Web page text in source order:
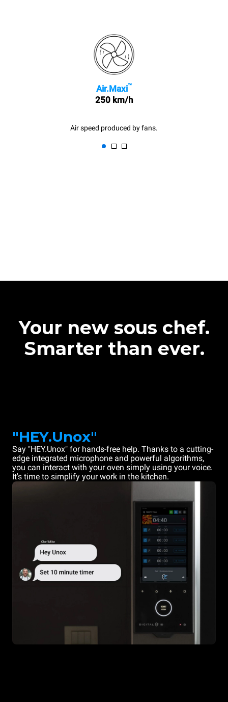
Air.Maxi™
250 km/h
Air speed produced by fans.
Your new sous chef.
Smarter than ever.
"HEY.Unox"
Say "HEY.Unox" for hands-free help. Thanks to a cutting-
edge integrated microphone and powerful algorithms,
you can interact with your oven simply using your voice.
It's time to simplify your work in the kitchen.